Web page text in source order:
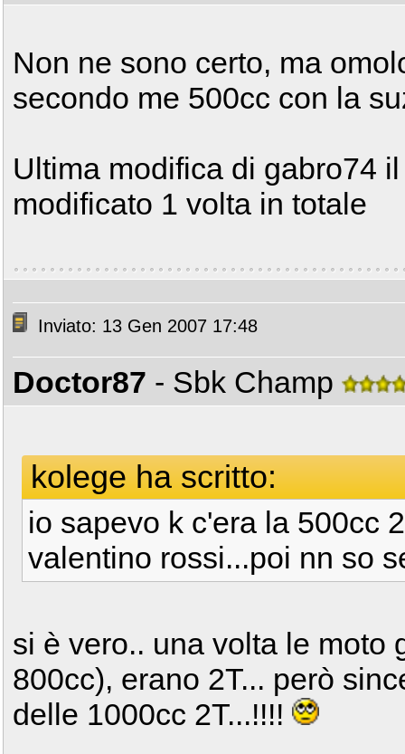
Non ne sono certo, ma
secondo me 500cc con la
Ultima modifica di gabro74
modificato 1 volta in totale
Inviato: 13 Gen 2007 17:48
Doctor87 - Sbk Champ
kolege ha scritto:
io sapevo k c'era la 500cc
valentino rossi...poi nn so
si è vero.. una volta le moto
800cc), erano 2T... però
delle 1000cc 2T...!!!!